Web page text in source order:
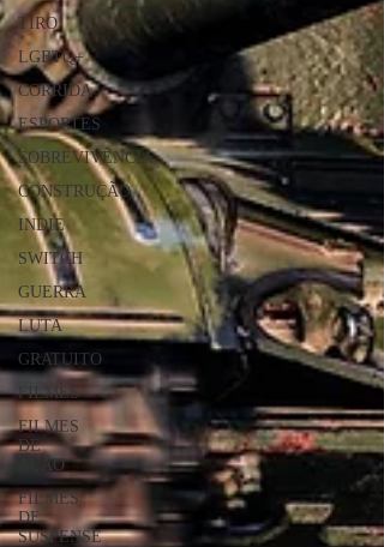
TIRO
LGBTQ+
CORRIDA
ESPORTES
SOBREVIVÊNCIA
CONSTRUÇÃO
INDIE
SWITCH
GUERRA
LUTA
GRATUITO
FILMES
FILMES
DE
AÇÃO
FILMES
DE
SUSPENSE